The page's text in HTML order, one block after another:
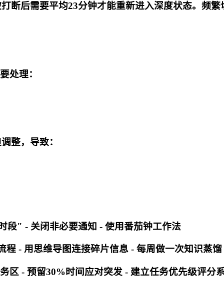
断后需要平均23分钟才能重新进入深度状态。频繁
处理：
整，导致：
段" - 关闭非必要通知 - 使用番茄钟工作法
- 用思维导图连接碎片信息 - 每周做一次知识蒸馏
- 预留30%时间应对突发 - 建立任务优先级评分